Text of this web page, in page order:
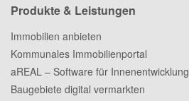
Produkte & Leistungen
Immobilien anbieten
Kommunales Immobilienportal
aREAL – Software für Innenentwicklung
Baugebiete digital vermarkten